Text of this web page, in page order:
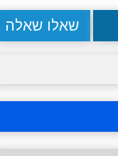
שאלו שאלה